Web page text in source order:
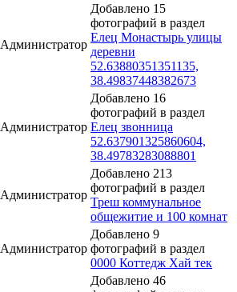
Администратор
Добавлено 15
фотографий в раздел
Елец Монастырь улицы
деревни
52.63880351351135,
38.49837448382673
Администратор
Добавлено 16
фотографий в раздел
Елец звонница
52.637901325860604,
38.49783283088801
Администратор
Добавлено 213
фотографий в раздел
Треш коммунальное
общежитие и 100 комнат
Администратор
Добавлено 9
фотографий в раздел
0000 Коттедж Хай тек
Добавлено 46